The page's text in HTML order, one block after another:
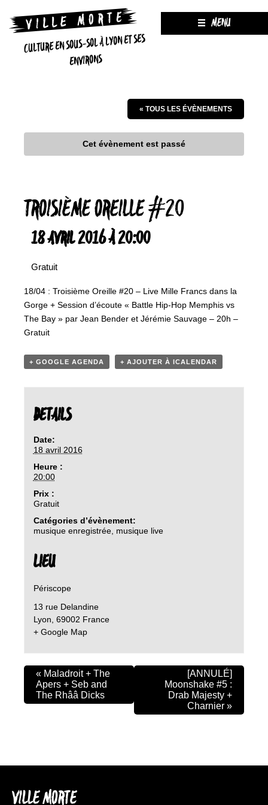
CULTURE EN SOUS-SOL À LYON ET SES
ENVIRONS
MENU
« TOUS LES ÉVÈNEMENTS
Cet évènement est passé
TROISIÈME OREILLE #20
18 AVRIL 2016 À 20:00
Gratuit
18/04 : Troisième Oreille #20 – Live Mille Francs dans la
Gorge + Session d’écoute « Battle Hip-Hop Memphis vs
The Bay » par Jean Bender et Jérémie Sauvage – 20h –
Gratuit
+ GOOGLE AGENDA + AJOUTER À ICALENDAR
DETAILS
Date:
18 avril 2016
Heure :
20:00
Prix :
Gratuit
Catégories d’évènement:
musique enregistrée, musique live
LIEU
Périscope
13 rue Delandine
Lyon 69002 France
+ Google Map
« Maladroit + The
Apers + Seb and
The Rhââ Dicks
[ANNULÉ]
Moonshake #5 :
Drab Majesty +
Charnier »
VILLE MORTE